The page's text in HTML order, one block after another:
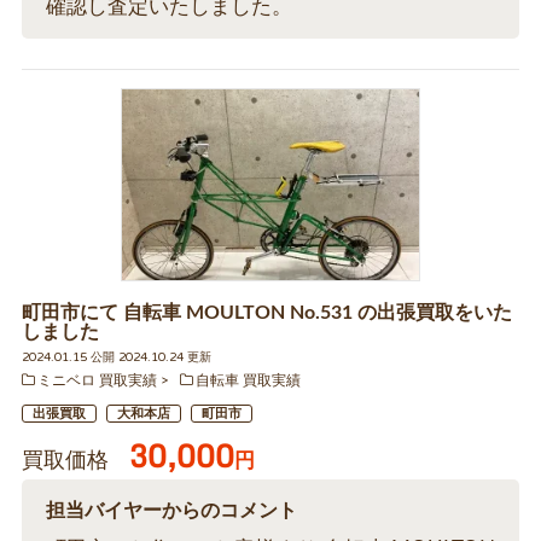
確認し査定いたしました。
町田市にて 自転車 MOULTON No.531 の出張買取をいた
しました
2024.01.15 公開 2024.10.24 更新
ミニベロ 買取実績
自転車 買取実績
出張買取 大和本店 町田市
買取価格 30,000円
担当バイヤーからのコメント